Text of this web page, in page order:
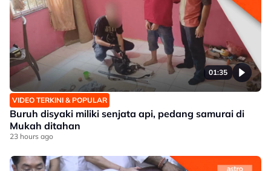
01:35
VIDEO TERKINI & POPULAR
Buruh disyaki miliki senjata api, pedang samurai di
Mukah ditahan
23 hours ago